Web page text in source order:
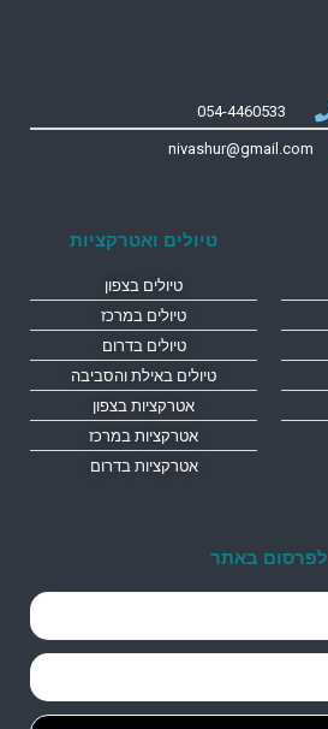
054-4460533
nivashur@gmail.com
טיולים ואטרקציות
טיולים בצפון
טיולים במרכז
טיולים בדרום
טיולים באילת והסביבה
אטרקציות בצפון
אטרקציות במרכז
אטרקציות בדרום
לפרסום באתר